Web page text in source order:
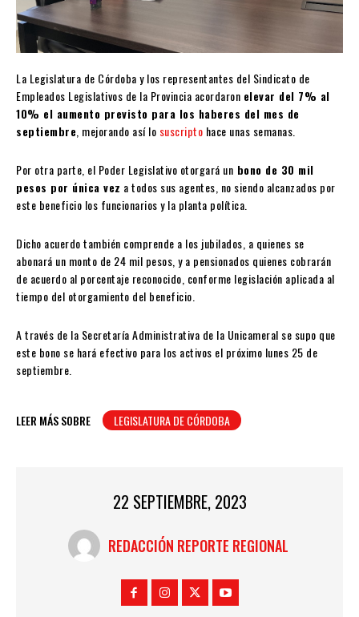
La Legislatura de Córdoba y los representantes del Sindicato de
Empleados Legislativos de la Provincia acordaron elevar del 7% al
10% el aumento previsto para los haberes del mes de
septiembre , mejorando así lo suscripto hace unas semanas.
Por otra parte, el Poder Legislativo otorgará un bono de 30 mil
pesos por única vez a todos sus agentes, no siendo alcanzados por
este beneficio los funcionarios y la planta política.
Dicho acuerdo también comprende a los jubilados, a quienes se
abonará un monto de 24 mil pesos, y a pensionados quienes cobrarán
de acuerdo al porcentaje reconocido, conforme legislación aplicada al
tiempo del otorgamiento del beneficio.
A través de la Secretaría Administrativa de la Unicameral se supo que
este bono se hará efectivo para los activos el próximo lunes 25 de
septiembre.
LEER MÁS SOBRE LEGISLATURA DE CÓRDOBA
22 SEPTIEMBRE, 2023
REDACCIÓN REPORTE REGIONAL